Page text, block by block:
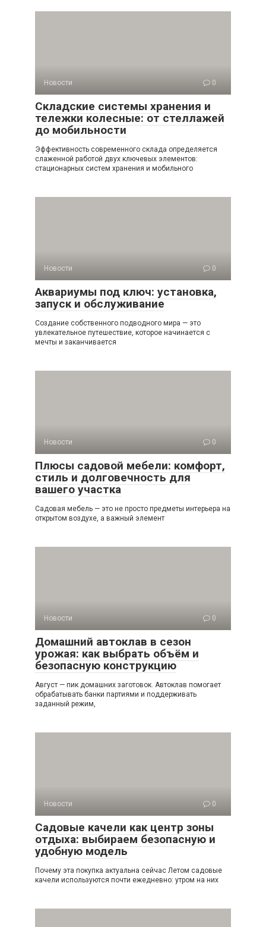
Новости 0
Складские системы хранения и
тележки колесные: от стеллажей
до мобильности
Эффективность современного склада определяется
слаженной работой двух ключевых элементов:
стационарных систем хранения и мобильного
Новости 0
Аквариумы под ключ: установка,
запуск и обслуживание
Создание собственного подводного мира — это
увлекательное путешествие, которое начинается с
мечты и заканчивается
Новости 0
Плюсы садовой мебели: комфорт,
стиль и долговечность для
вашего участка
Садовая мебель — это не просто предметы интерьера на
открытом воздухе, а важный элемент
Новости 0
Домашний автоклав в сезон
урожая: как выбрать объём и
безопасную конструкцию
Август — пик домашних заготовок. Автоклав помогает
обрабатывать банки партиями и поддерживать
заданный режим,
Новости 0
Садовые качели как центр зоны
отдыха: выбираем безопасную и
удобную модель
Почему эта покупка актуальна сейчас Летом садовые
качели используются почти ежедневно: утром на них